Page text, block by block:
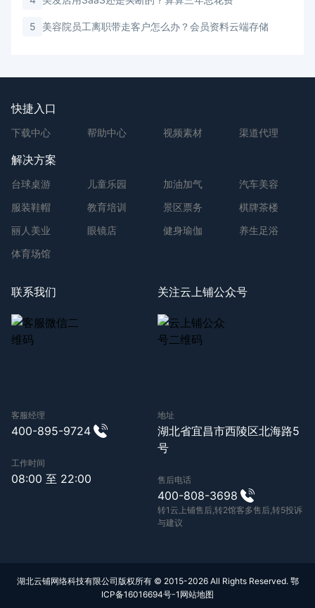
5 美容院员工离职带走客户怎么办？会员资料云端存储
快捷入口
下载中心 帮助中心 视频素材 渠道代理
解决方案
台球桌游 儿童乐园 加油加气
汽车美容
服装鞋帽
教育培训 景区票务
棋牌茶楼
丽人美业
眼镜店 健身瑜伽
养生足浴
体育场馆
联系我们
客服经理
400-895-9724
工作时间
08:00 至 22:00
关注云上铺公众号
地址
湖北省宜昌市西陵区北海路5
号
售后电话
400-808-3698
转1云上铺售后,转2馆客多售后,转5投诉
与建议
湖北云铺网络科技有限公司版权所有 © 2015-2026 All Rights Reserved. 鄂
ICP备16016694号-1 网站地图